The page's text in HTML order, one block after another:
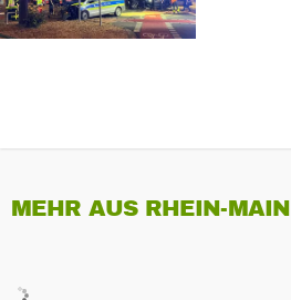
MEHR AUS RHEIN-MAIN